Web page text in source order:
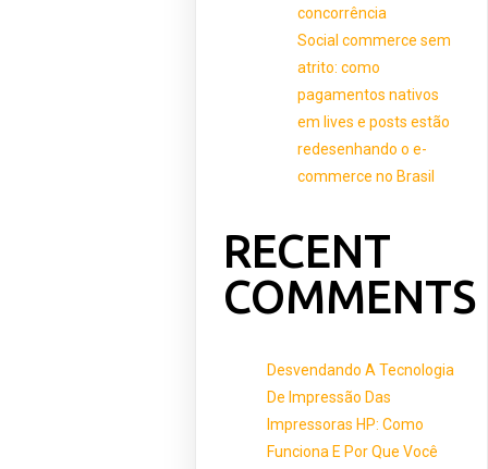
concorrência
Social commerce sem
atrito: como
pagamentos nativos
em lives e posts estão
redesenhando o e-
commerce no Brasil
RECENT
COMMENTS
Desvendando A Tecnologia
De Impressão Das
Impressoras HP: Como
Funciona E Por Que Você